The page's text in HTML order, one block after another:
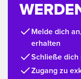
Melde dich
erhalten
Schließe dich
Zugang zu